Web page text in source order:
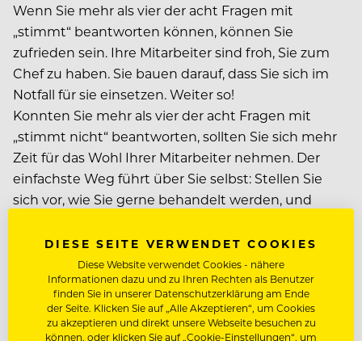
Wenn Sie mehr als vier der acht Fragen mit
„stimmt“ beantworten können, können Sie
zufrieden sein. Ihre Mitarbeiter sind froh, Sie zum
Chef zu haben. Sie bauen darauf, dass Sie sich im
Notfall für sie einsetzen. Weiter so!
Konnten Sie mehr als vier der acht Fragen mit
„stimmt nicht“ beantworten, sollten Sie sich mehr
Zeit für das Wohl Ihrer Mitarbeiter nehmen. Der
einfachste Weg führt über Sie selbst: Stellen Sie
sich vor, wie Sie gerne behandelt werden, und
Versuchen Sie andere Menschen aus dieser Sicht
zu betrachten, dann werden Sie bald erste
persönliche Erfolge erzielen.
DIESE SEITE VERWENDET COOKIES
Diese Website verwendet Cookies - nähere
Informationen dazu und zu Ihren Rechten als Benutzer
finden Sie in unserer Datenschutzerklärung am Ende
der Seite. Klicken Sie auf „Alle Akzeptieren“, um Cookies
zu akzeptieren und direkt unsere Webseite besuchen zu
können, oder klicken Sie auf „Cookie-Einstellungen“, um